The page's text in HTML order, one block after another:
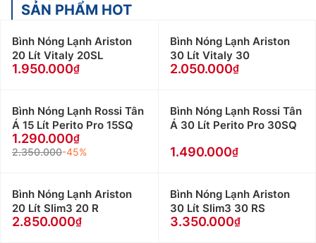
Máy nước nóng gián tiếp
lần, sử dụng cho nhiều khu vực, tiết kiệm điện, phù
hợp dùng nơi có môi trường lạnh cao.
nước, Máy có bình chứa dung tích cực lớn, đặc
biệt tiết kiệm điện năng, phù hợp với vùng có
nhiều ánh nắng
Các dòng bình nóng lạnh dùng điện hiện nay (máy
trực tiếp hay gián tiếp) đều có tính năng ngắt điện tự
SẢN PHẨM HOT
Bình Nóng Lạnh Ariston
20 Lít Vitaly 20SL
1.950.000
Bình Nóng Lạnh Ariston
30 Lít Vitaly 30
2.050.000
Bình Nóng Lạnh Rossi Tân
Á 15 Lít Perito Pro 15SQ
1.290.000
2.350.000-45%
Bình Nóng Lạnh Rossi Tân
Á 30 Lít Perito Pro 30SQ
1.490.000
Bình Nóng Lạnh Ariston
20 Lít Slim3 20 R
2.850.000
Bình Nóng Lạnh Ariston
30 Lít Slim3 30 RS
3.350.000